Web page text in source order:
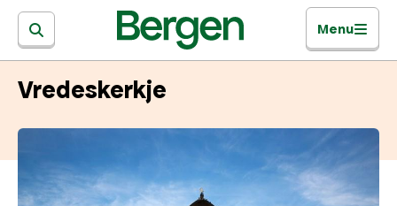
Menu
Vredeskerkje